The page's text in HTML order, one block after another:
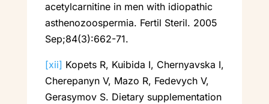
acetylcarnitine in men with idiopathic
asthenozoospermia. Fertil Steril. 2005
Sep;84(3):662-71.
[xii] Kopets R, Kuibida I, Chernyavska I,
Cherepanyn V, Mazo R, Fedevych V,
Gerasymov S. Dietary supplementation